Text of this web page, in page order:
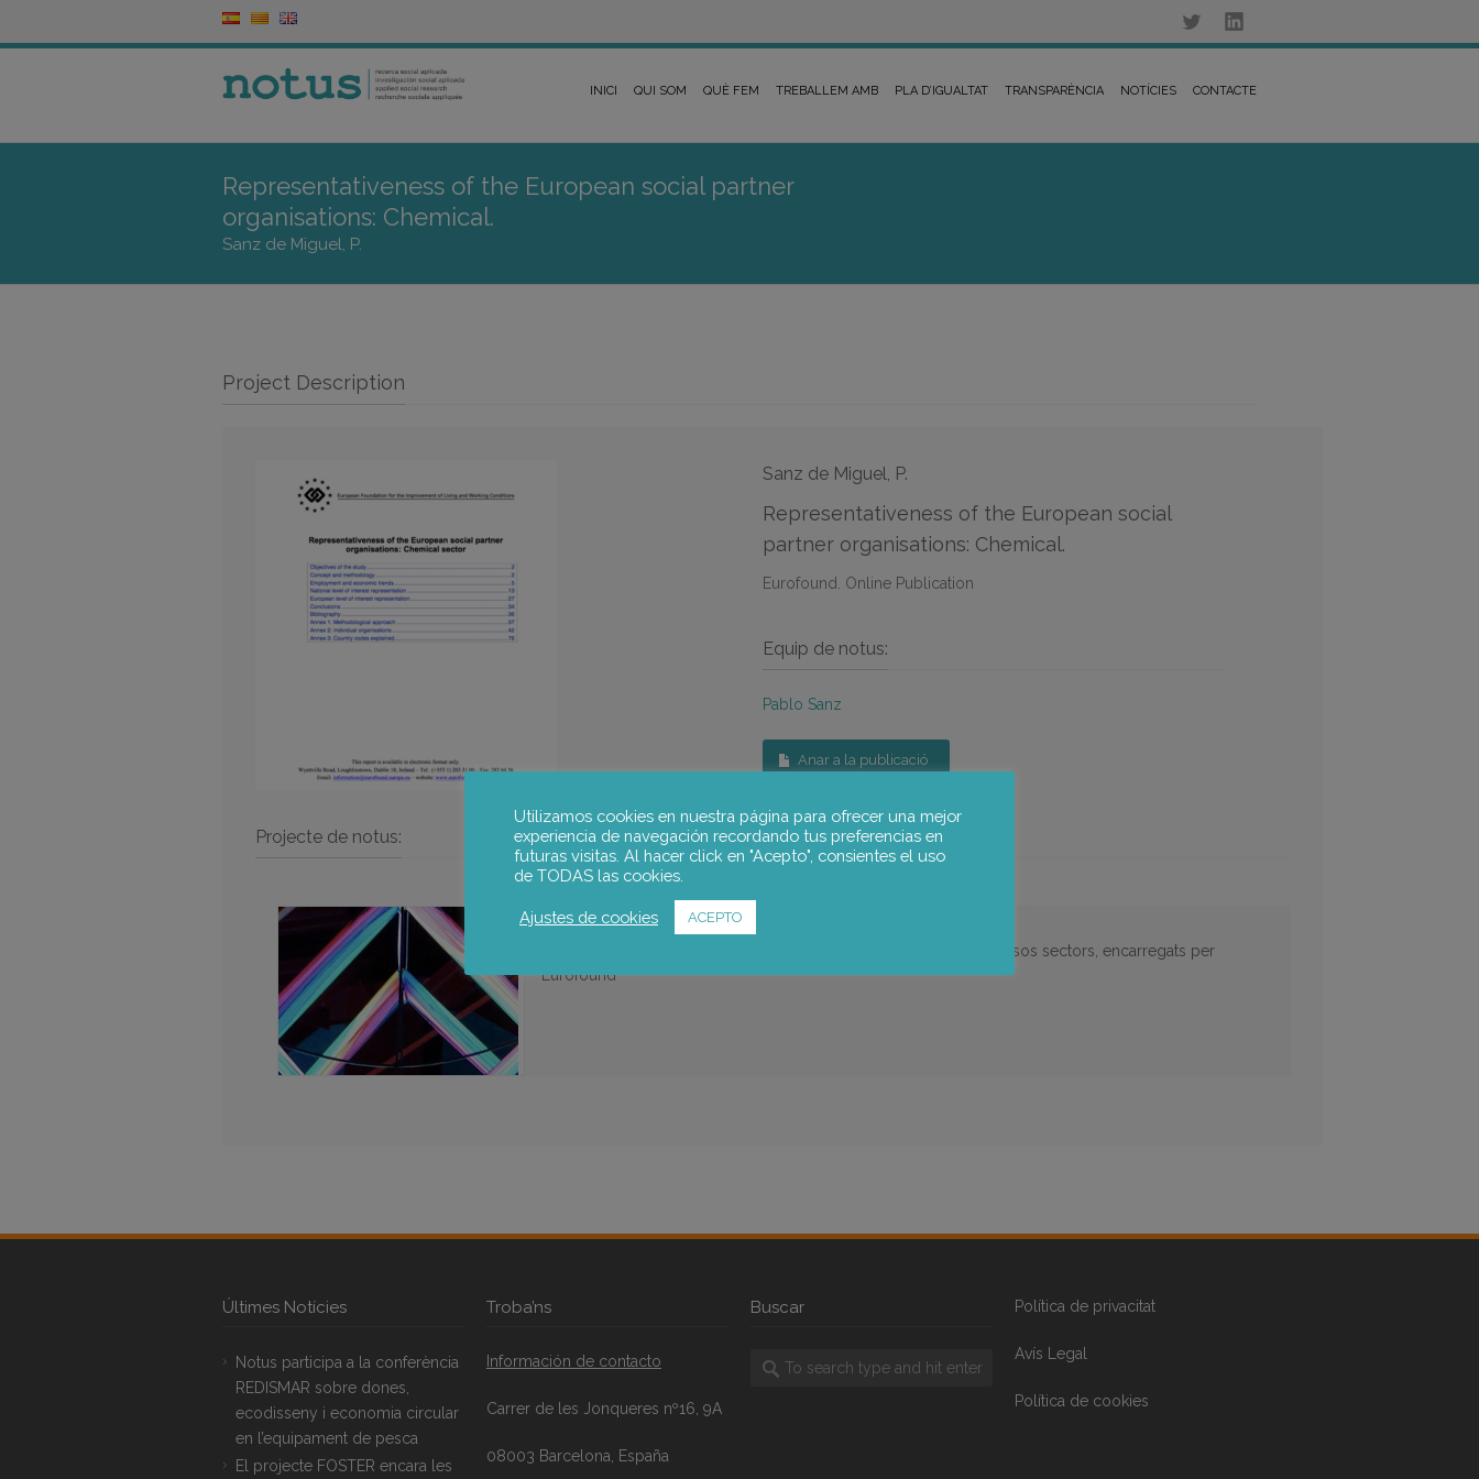
INICI QUI SOM QUÈ FEM TREBALLEM AMB PLA D’IGUALTAT TRANSPARÈNCIA NOTÍCIES CONTACTE
Representativeness of the European social partner
organisations: Chemical.
Sanz de Miguel, P.
Project Description
Sanz de Miguel, P.
Representativeness of the European social
partner organisations: Chemical.
Eurofound. Online Publication
Equip de notus:
Pablo Sanz
Anar a la publicació
Projecte de notus:
Representativitat dels interlocutors socials a Europa
Estudis de representativitat sobre els interlocutors socials en diversos sectors, encarregats per
Eurofound
Últimes Notícies
Notus participa a la conferència
REDISMAR sobre dones,
ecodisseny i economia circular
en l’equipament de pesca
El projecte FOSTER encara les
Troba’ns
Información de contacto
Carrer de les Jonqueres nº16, 9A
08003 Barcelona, España
Buscar Política de privacitat
Avís Legal
Política de cookies
Utilizamos cookies en nuestra página para ofrecer una mejor
experiencia de navegación recordando tus preferencias en
futuras visitas. Al hacer click en "Acepto", consientes el uso
de TODAS las cookies.
Ajustes de cookies ACEPTO